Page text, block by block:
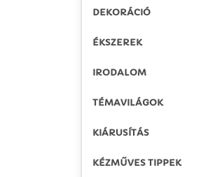
DEKORÁCIÓ
ÉKSZEREK
IRODALOM
TÉMAVILÁGOK
KIÁRUSÍTÁS
KÉZMŰVES TIPPEK